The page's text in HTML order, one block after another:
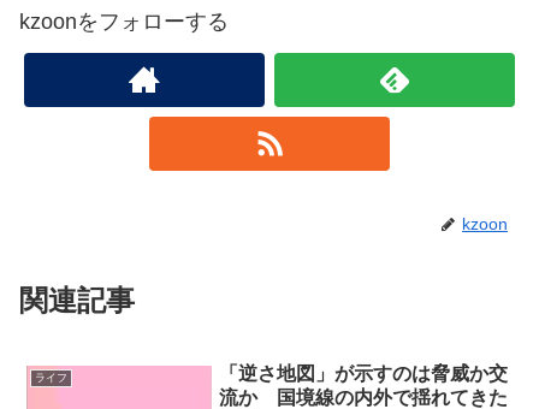
kzoonをフォローする
kzoon
関連記事
ライフ
「逆さ地図」が示すのは脅威か交
流か 国境線の内外で揺れてきた